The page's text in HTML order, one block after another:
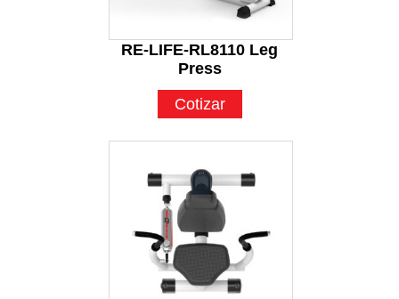
RE-LIFE-RL8110 Leg
Press
Cotizar